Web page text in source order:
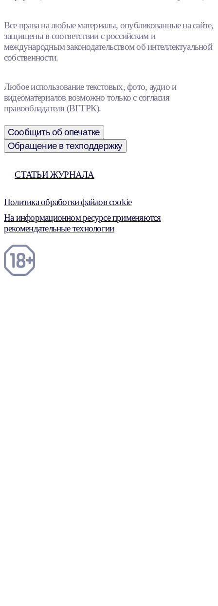
Все права на любые материалы, опубликованные на сайте,
защищены в соответствии с российским и
международным законодательством об интеллектуальной
собственности.
Любое использование текстовых, фото, аудио и
видеоматериалов возможно только с согласия
правообладателя (ВГТРК).
Сообщить об опечатке
Обращение в техподдержку
СТАТЬИ ЖУРНАЛА
Политика обработки файлов cookie
На информационном ресурсе применяются
рекомендательные технологии